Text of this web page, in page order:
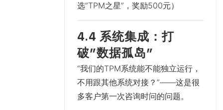
选”TPM之星”，奖励500元）
4.4 系统集成：打
破”数据孤岛”
“我们的TPM系统能不能独立运行，
不用跟其他系统对接？”——这是很
多客户第一次咨询时问的问题。